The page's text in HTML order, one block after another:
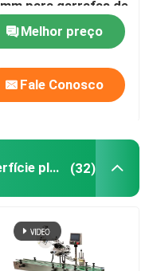
para garrafas de
de vidro plásticas
DE
Melhor preço
Fale Conosco
Máquina de etiquetas da superfície plana (32)